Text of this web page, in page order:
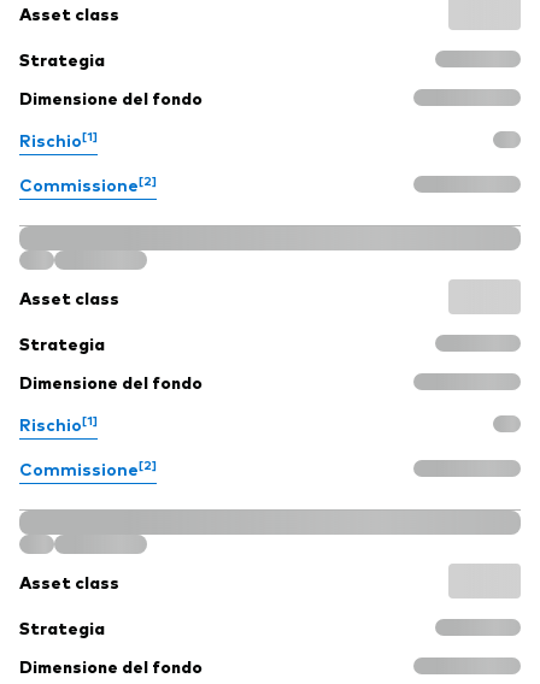
Asset class
Strategia
Dimensione del fondo
Rischio[1]
Commissione[2]
Asset class
Strategia
Dimensione del fondo
Rischio[1]
Commissione[2]
Asset class
Strategia
Dimensione del fondo